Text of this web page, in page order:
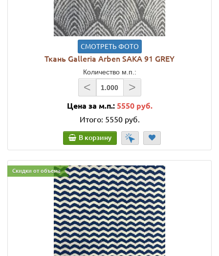
СМОТРЕТЬ ФОТО
Ткань Galleria Arben SAKA 91 GREY
Количество м.п.:
< >
Цена за м.п.: 5550 руб.
Итого: 5550 руб.
В корзину
Скидки от объема